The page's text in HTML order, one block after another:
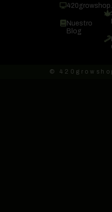
Nuestro
Blog
©